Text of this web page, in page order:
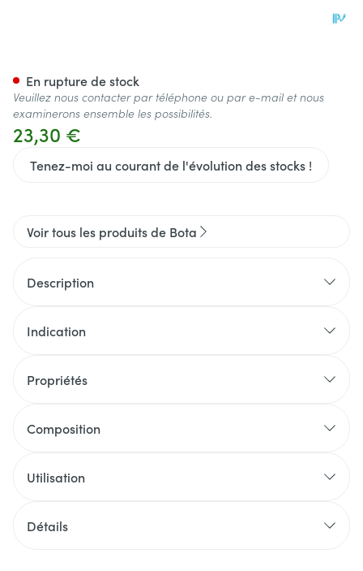
23,30 €
Tenez-moi au courant de l'évolution des stocks !
En rupture de stock
Veuillez nous contacter par téléphone ou par e-mail et nous
examinerons ensemble les possibilités.
Voir tous les produits de Bota
Description
Indication
Propriétés
Composition
Utilisation
Détails